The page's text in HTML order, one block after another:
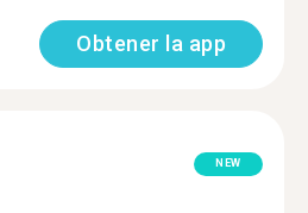
Obtener la app
NEW